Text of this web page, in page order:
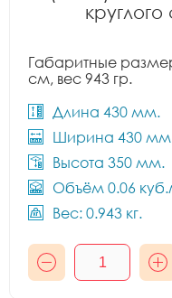
круглого
Габаритные
см, вес 943 гр.
Длина 430 мм.
Ширина 430
Высота 350 мм.
Объём 0.06
Вес: 0.943 кг.